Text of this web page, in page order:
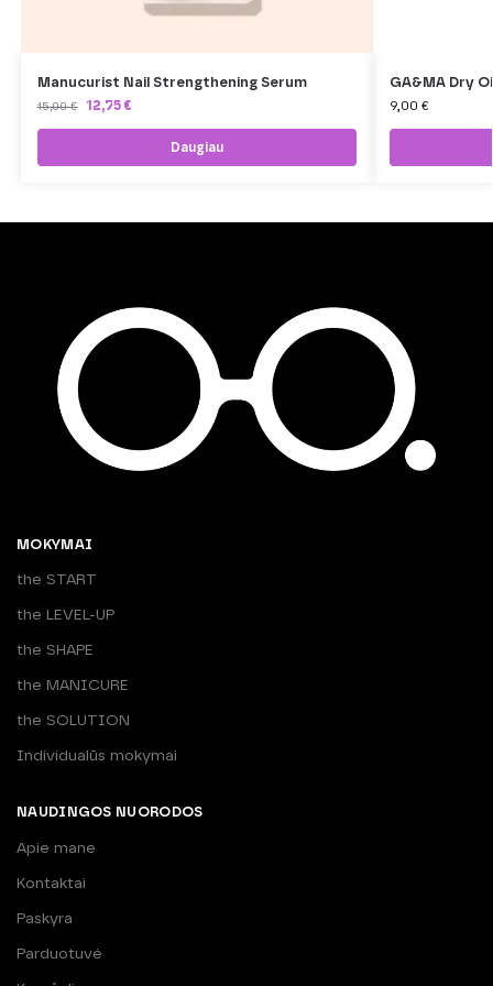
Manucurist Nail Strengthening Serum
15,00€ 12,75 €
Daugiau
GA&MA Dry
9,00 €
MOKYMAI
the START
the LEVEL-UP
the SHAPE
the MANICURE
the SOLUTION
Individualūs mokymai
NAUDINGOS NUORODOS
Apie mane
Kontaktai
Paskyra
Parduotuvė